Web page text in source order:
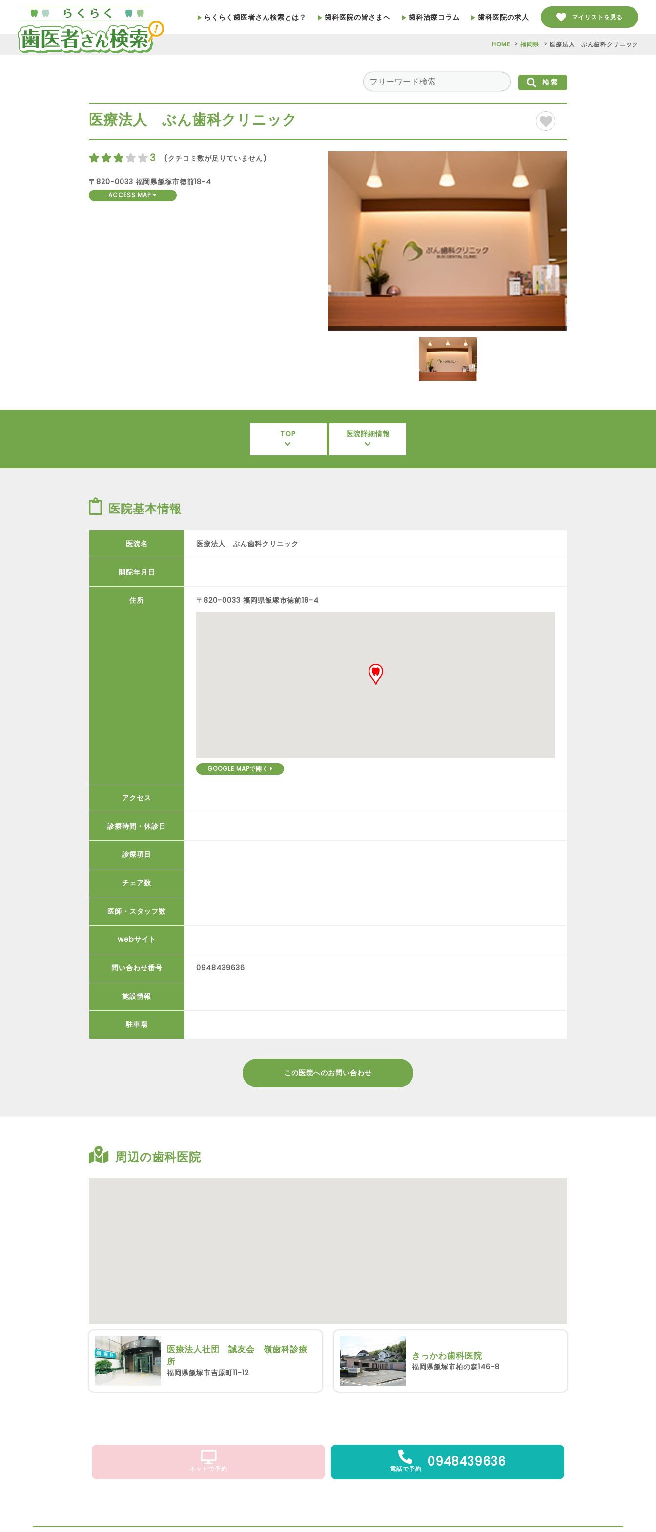
らくらく歯医者さん検索とは？ 歯科医院の皆さまへ 歯科治療コラム 歯科医院の求人 マイリストを見る
HOME 福岡県 医療法人 ぶん歯科クリニック
検索
医療法人 ぶん歯科クリニック
3 (クチコミ数が足りていません)
〒820-0033 福岡県飯塚市徳前18-4
ACCESS MAP
TOP 医院詳細情報
医院基本情報
医院名 医療法人 ぶん歯科クリニック
開院年月日
住所 〒820-0033 福岡県飯塚市徳前18-4
GOOGLE MAPで開く
アクセス
診療時間・休診日
診療項目
チェア数
医師・スタッフ数
webサイト
問い合わせ番号 0948439636
施設情報
駐車場
この医院へのお問い合わせ
周辺の歯科医院
医療法人社団 誠友会 嶺歯科診療
所
福岡県飯塚市吉原町11-12
きっかわ歯科医院
福岡県飯塚市柏の森146-8
ネットで予約 電話で予約 0948439636